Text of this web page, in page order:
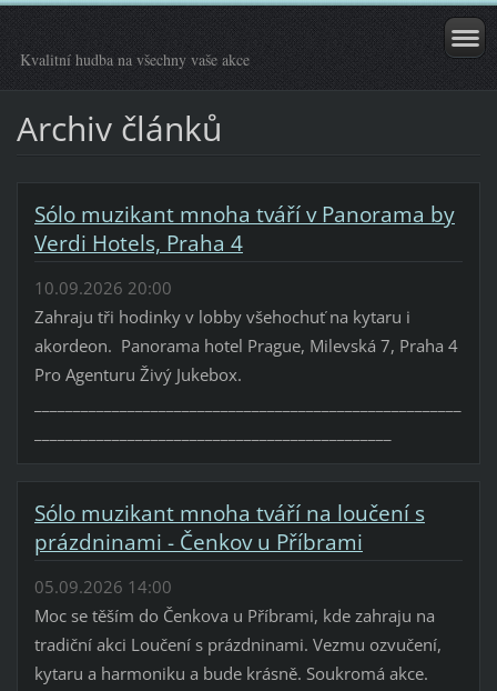
Kvalitní hudba na všechny vaše akce
Archiv článků
Sólo muzikant mnoha tváří v Panorama by
Verdi Hotels, Praha 4
10.09.2026 20:00
Zahraju tři hodinky v lobby všehochuť na kytaru i
akordeon. Panorama hotel Prague, Milevská 7, Praha 4
Pro Agenturu Živý Jukebox.
Sólo muzikant mnoha tváří na loučení s
prázdninami - Čenkov u Příbrami
05.09.2026 14:00
Moc se těším do Čenkova u Příbrami, kde zahraju na
tradiční akci Loučení s prázdninami. Vezmu ozvučení,
kytaru a harmoniku a bude krásně. Soukromá akce.